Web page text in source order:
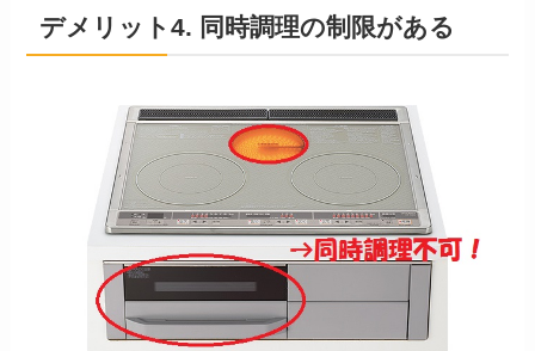
デメリット4. 同時調理の制限がある